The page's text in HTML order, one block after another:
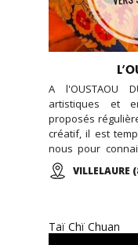
A l'OUSTAOU
artistiques et
proposés
créatif, il est
nous pour
stages sont
authentique au
VILLELAURE
Taï Chï Chuan